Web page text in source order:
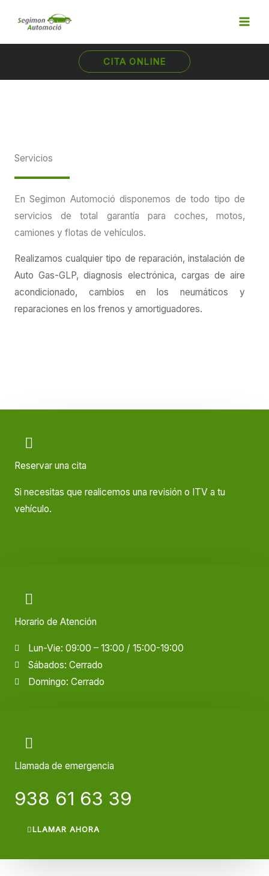
contenido
CITA ONLINE
Servicios
En Segimon Automoció disponemos de todo tipo de
servicios de total garantía para coches, motos,
camiones y flotas de vehículos.
Realizamos cualquier tipo de reparación, instalación de
Auto Gas-GLP, diagnosis electrónica, cargas de aire
acondicionado, cambios en los neumáticos y
reparaciones en los frenos y amortiguadores.
Reservar una cita
Si necesitas que realicemos una revisión o ITV a tu
vehículo.
Horario de Atención
Lun-Vie: 09:00 – 13:00 / 15:00-19:00
Sábados: Cerrado
Domingo: Cerrado
Llamada de emergencia
938 61 63 39
LLAMAR AHORA